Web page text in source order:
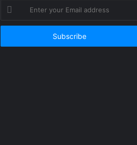
Enter
your
Email